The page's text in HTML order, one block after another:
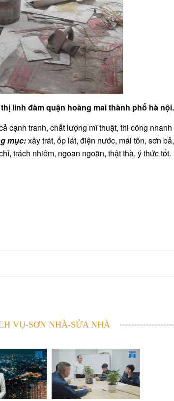
linh đàm quận hoàng mai thành phố hà nội.
cạnh tranh, chất lượng mĩ thuật, thi công nhanh
mục:xây trát, ốp lát, điện nước, mái tôn, sơn bả,
trách nhiêm, ngoan ngoãn, thật thà, ý thức tốt.
VỤ-SƠN NHÀ-SỬA NHÀ